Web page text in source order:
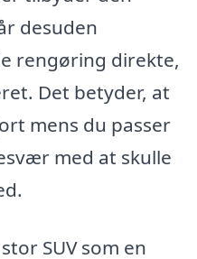
desuden
rengøring direkte,
Det betyder, at
mens du passer
med at skulle
SUV som en